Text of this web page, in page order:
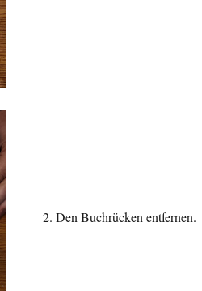
2. Den Buchrücken entfernen.